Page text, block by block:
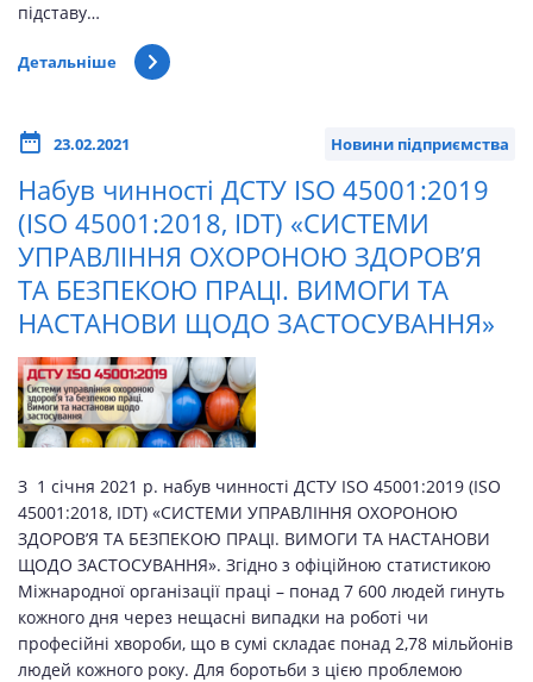
підставу…
Детальніше
23.02.2021 Новини підприємства
Набув чинності ДСТУ ISO 45001:2019
(ISO 45001:2018, IDT) «СИСТЕМИ
УПРАВЛІННЯ ОХОРОНОЮ ЗДОРОВ’Я
ТА БЕЗПЕКОЮ ПРАЦІ. ВИМОГИ ТА
НАСТАНОВИ ЩОДО ЗАСТОСУВАННЯ»
З 1 січня 2021 р. набув чинності ДСТУ ISO 45001:2019 (ISO
45001:2018, IDT) «СИСТЕМИ УПРАВЛІННЯ ОХОРОНОЮ
ЗДОРОВ’Я ТА БЕЗПЕКОЮ ПРАЦІ. ВИМОГИ ТА НАСТАНОВИ
ЩОДО ЗАСТОСУВАННЯ». Згідно з офіційною статистикою
Міжнародної організації праці – понад 7 600 людей гинуть
кожного дня через нещасні випадки на роботі чи
професійні хвороби, що в сумі складає понад 2,78 мільйонів
людей кожного року. Для боротьби з цією проблемою